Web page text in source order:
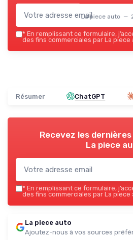
La piece auto —
* En remplissant ce formulaire,
des fins commerciales par La
Résumer ChatGPT
Recevez les
La piece
* En remplissant ce formulaire,
des fins commerciales par La
La piece auto
Ajoutez-nous à vos sources